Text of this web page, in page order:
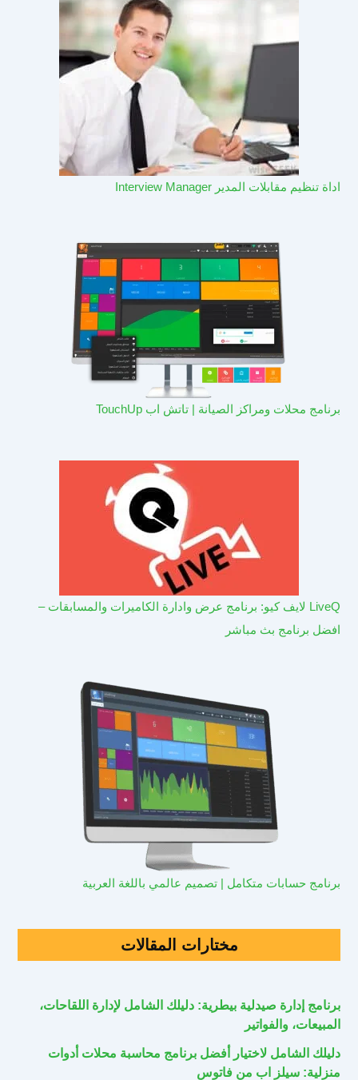
اداة تنظيم مقابلات المدير Interview Manager
برنامج محلات ومراكز الصيانة | تاتش اب TouchUp
LiveQ لايف كيو: برنامج عرض وادارة الكاميرات والمسابقات –
افضل برنامج بث مباشر
برنامج حسابات متكامل | تصميم عالمي باللغة العربية
مختارات المقالات
برنامج إدارة صيدلية بيطرية: دليلك الشامل لإدارة اللقاحات،
المبيعات، والفواتير
دليلك الشامل لاختيار أفضل برنامج محاسبة محلات أدوات
منزلية: سيلز اب من فاتوس